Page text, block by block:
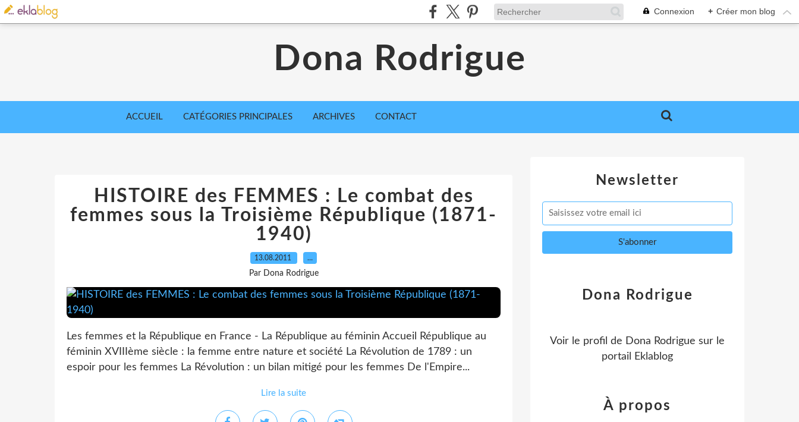
Connexion + Créer mon blog
Dona Rodrigue
ACCUEIL CATÉGORIES PRINCIPALES ARCHIVES CONTACT
HISTOIRE des FEMMES : Le combat des
femmes sous la Troisième République (1871-
1940)
13.08.2011 …
Par Dona Rodrigue
Les femmes et la République en France - La République au féminin Accueil République au
féminin XVIIIème siècle : la femme entre nature et société La Révolution de 1789 : un
espoir pour les femmes La Révolution : un bilan mitigé pour les femmes De l'Empire...
Lire la suite
Newsletter
Dona Rodrigue
Voir le profil de Dona Rodrigue sur le
portail Eklablog
À propos